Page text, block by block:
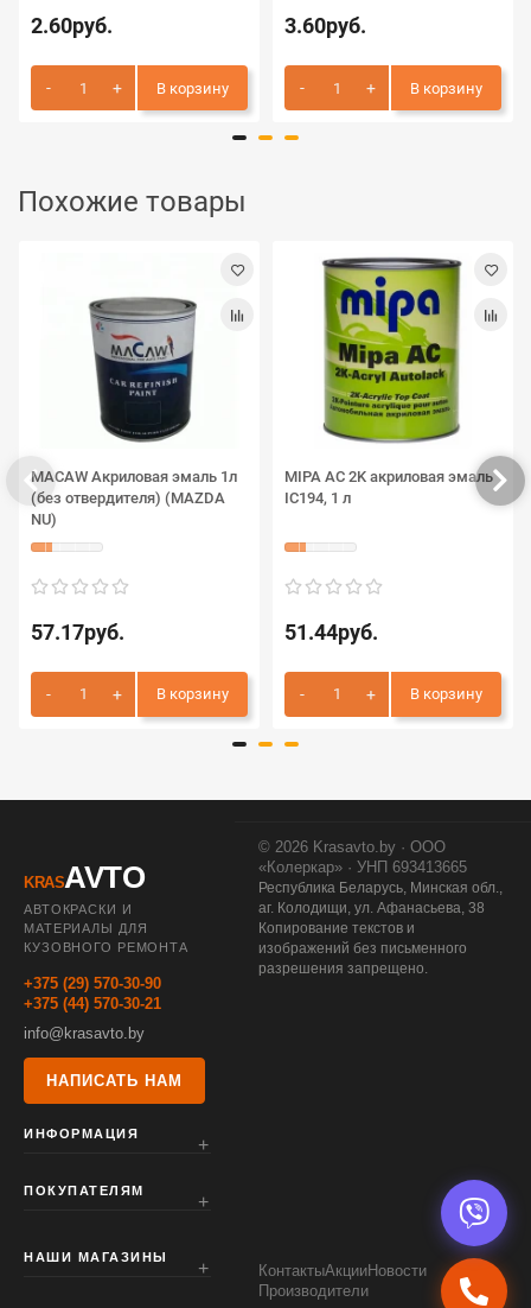
2.60руб.
В корзину
3.60руб.
В корзину
Похожие товары
MACAW Акриловая эмаль 1л
(без отвердителя) (MAZDA
NU)
57.17руб.
В корзину
MIPA AC 2K акриловая эмаль
IC194, 1 л
51.44руб.
В корзину
KRASAVTO
АВТОКРАСКИ И
МАТЕРИАЛЫ ДЛЯ
КУЗОВНОГО РЕМОНТА
+375 (29) 570-30-90
+375 (44) 570-30-21
info@krasavto.by
НАПИСАТЬ НАМ
ИНФОРМАЦИЯ
ПОКУПАТЕЛЯМ
НАШИ МАГАЗИНЫ
© 2026 Krasavto.by · ООО
«Колеркар» · УНП 693413665
Республика Беларусь, Минская обл.,
аг. Колодищи, ул. Афанасьева, 38
Копирование текстов и
изображений без письменного
разрешения запрещено.
КонтактыАкцииНовости
Производители